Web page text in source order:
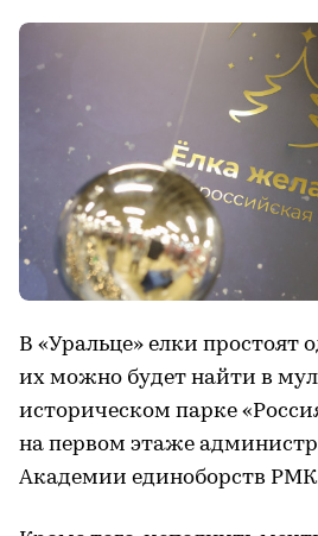
В «Уральце» елки простоят
их можно будет найти в
историческом парке
на первом этаже
Академии единоборств